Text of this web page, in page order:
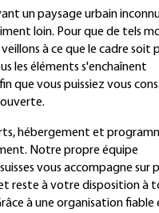
un paysage urbain
loin. Pour que de tels
à ce que le cadre soit
les éléments s'enchaînent
que vous puissiez vous
hébergement et
Notre propre équipe
vous accompagne sur
reste à votre disposition à
à une organisation fiable